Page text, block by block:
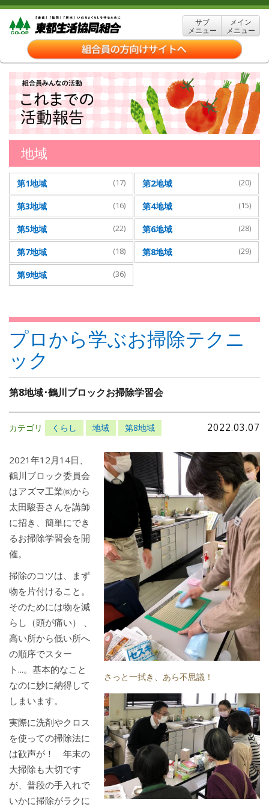
サブ
メニュー
メイン
メニュー
地域
第1地域 (17) 第2地域 (20)
第3地域 (16) 第4地域 (15)
第5地域 (22) 第6地域 (28)
第7地域 (18) 第8地域 (29)
第9地域 (36)
プロから学ぶお掃除テクニ
ック
第8地域･鶴川ブロックお掃除学習会
2022.03.07
カテゴリ くらし 地域 第8地域
さっと一拭き、あら不思議！
2021年12月14日、
鶴川ブロック委員会
はアズマ工業㈱から
太田駿吾さんを講師
に招き、簡単にでき
るお掃除学習会を開
催。
掃除のコツは、まず
物を片付けること。
そのためには物を減
らし（頭が痛い） 、
高い所から低い所へ
の順序でスター
ト...。基本的なこと
なのに妙に納得して
しまいます。
実際に洗剤やクロス
を使っての掃除法に
は歓声が！ 年末の
大掃除も大切です
が、普段の手入れで
いかに掃除がラクに